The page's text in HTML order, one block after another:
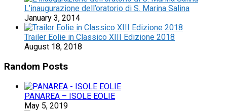
L’inaugurazione dell’oratorio di S. Marina Salina
January 3, 2014
Trailer Eolie in Classico XIII Edizione 2018
August 18, 2018
Random Posts
PANAREA – ISOLE EOLIE
May 5, 2019